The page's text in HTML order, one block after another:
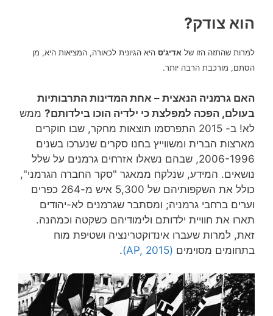
הוא צודק?
למרות שהתזה הזו של אדיג'ס היא הגיונית לכאורה, המציאות היא, מן
הסתם, מורכבת הרבה יותר.
האם גרמניה הנאצית – אחת המדינות התרבותיות
בעולם, הפכה למפלצת כי ילדיה הוכו בילדותם? ממש
לא! ב- 2015 התפרסמו תוצאות מחקר, שבו חוקרים
מארצות הברית ומשווייץ בחנו סקרים שנערכו בשנים
2006-1996, שבהם נשאלו אזרחים גרמנים על שלל
נושאים. המידע, שנלקח ממאגר "סקר החברה הגרמני",
כולל את השקפותיהם של 5,300 איש מ-264 כפרים
וערים ברחבי גרמניה; ומסתבר שגרמנים לא-יהודים
תארו את חוויית ילדותם ולימודיהם כשקטה וכמהנה.
זאת, למרות שעברו אינדוקטרינציה ושטיפת מוח
בתחומים מסוימים (AP, 2015)
.